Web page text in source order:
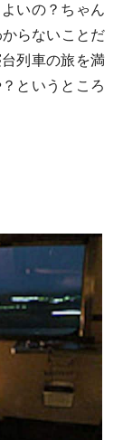
いの？ちゃん
らないことだ
列車の旅を満
というところ